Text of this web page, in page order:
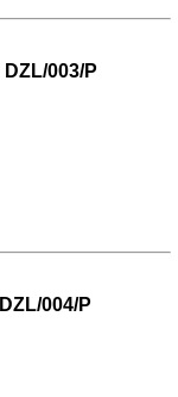
DZL/003/P
DZL/004/P